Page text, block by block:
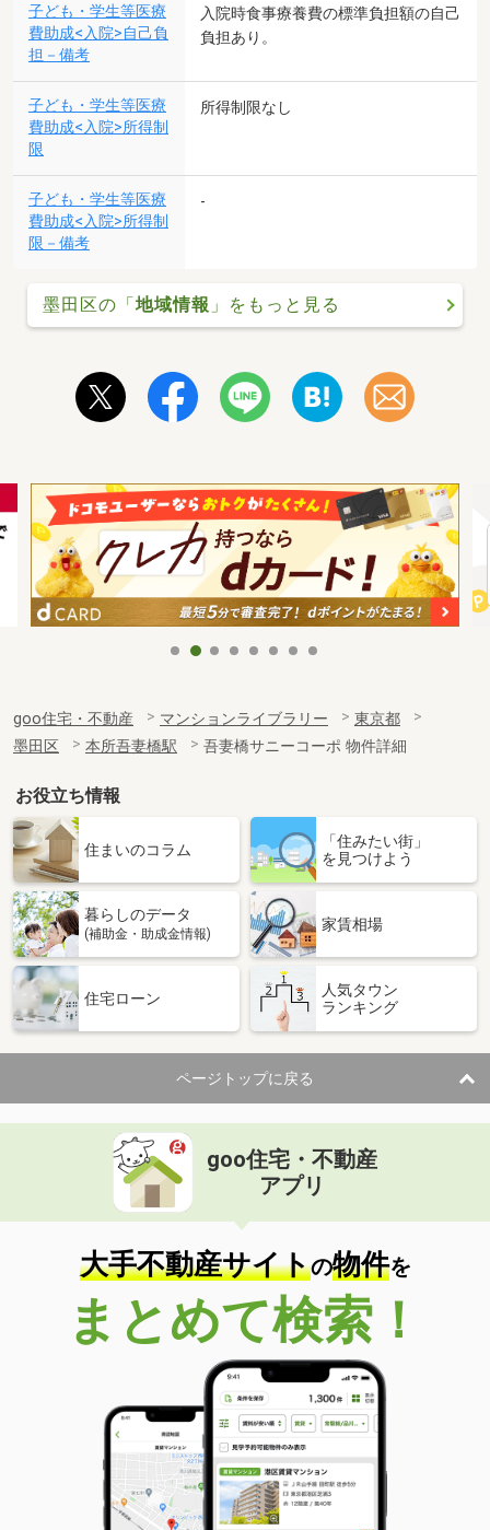
子ども・学生等医療
費助成<入院>自己負
担－備考
入院時食事療養費の標準負担額の自己
負担あり。
子ども・学生等医療
費助成<入院>所得制
限
所得制限なし
子ども・学生等医療
費助成<入院>所得制
限－備考
-
墨田区の「 地域情報 」をもっと見る
goo住宅・不動産 マンションライブラリー
東京都
墨田区
本所吾妻橋駅 吾妻橋サニーコーポ 物件詳細
お役立ち情報
住まいのコラム
「住みたい街」
を見つけよう
暮らしのデータ
(補助金・助成金情報)
家賃相場
住宅ローン
人気タウン
ランキング
ページトップに戻る
goo住宅・不動産
アプリ
大手不動産サイトの物件を
まとめて検索！